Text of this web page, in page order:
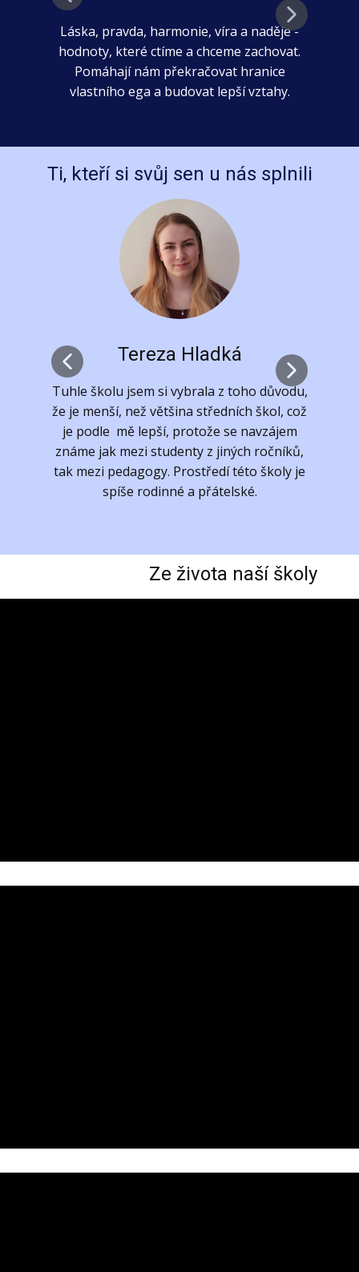
Láska, pravda, harmonie, víra a naděje -
hodnoty, které ctíme a chceme zachovat.
Pomáhají nám překračovat hranice
vlastního ega a budovat lepší vztahy.
Ti, kteří si svůj sen u nás splnili
Tereza Hladká
Tuhle školu jsem si vybrala z toho důvodu,
že je menší, než většina středních škol, což
je podle mě lepší, protože se navzájem
známe jak mezi studenty z jiných ročníků,
tak mezi pedagogy. Prostředí této školy je
spíše rodinné a přátelské.
Ze života naší školy